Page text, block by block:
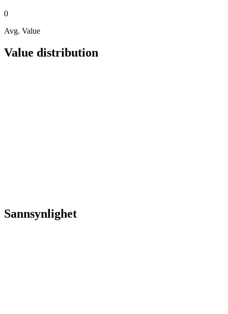
0
Avg. Value
Value distribution
Sannsynlighet